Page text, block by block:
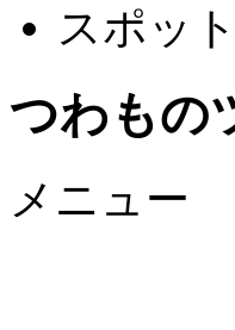
スポッ
つわもの
メニュー